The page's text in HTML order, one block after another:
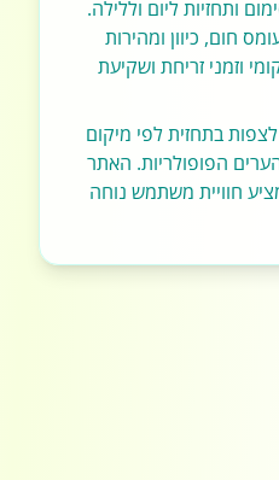
ותחזיות ליום וללילה.
חום, כיוון ומהירות
וזמני זריחת ושקיעת
בתחזית לפי מיקום
הפופולריות. האתר
חוויית משתמש נוחה